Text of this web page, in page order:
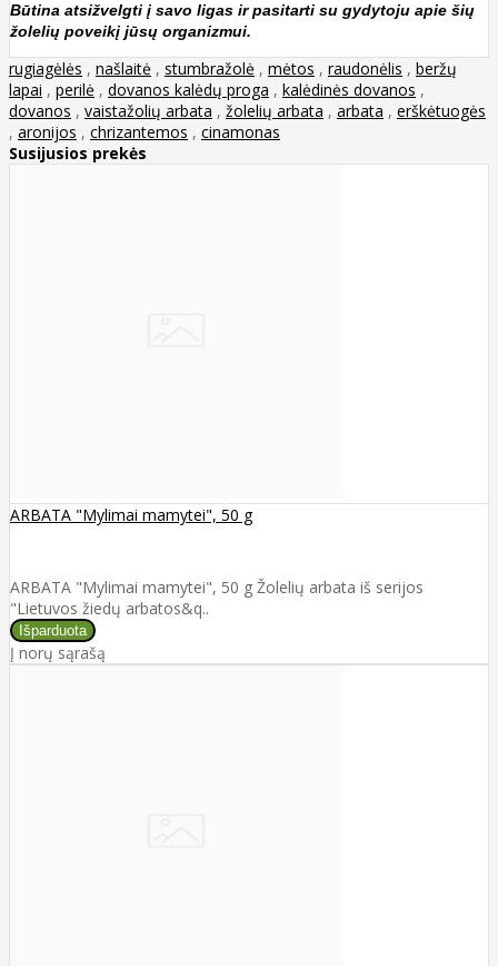
Būtina atsižvelgti į savo ligas ir pasitarti su gydytoju apie šių
žolelių poveikį jūsų organizmui.
rugiagėlės , našlaitė , stumbražolė , mėtos , raudonėlis , beržų
lapai , perilė , dovanos kalėdų proga , kalėdinės dovanos ,
dovanos , vaistažolių arbata , žolelių arbata , arbata , erškėtuogės
, aronijos , chrizantemos , cinamonas
Susijusios prekės
ARBATA "Mylimai mamytei", 50 g
ARBATA "Mylimai mamytei", 50 g Žolelių arbata iš serijos
"Lietuvos žiedų arbatos&q..
Į norų sąrašą